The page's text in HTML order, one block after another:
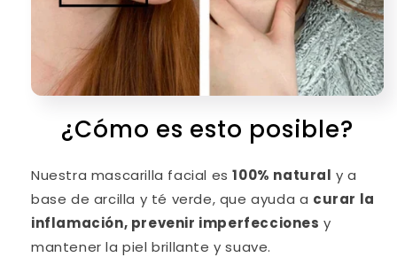
¿Cómo es esto posible?
Nuestra mascarilla facial es 100% natural y a
base de arcilla y té verde, que ayuda a curar la
inflamación, prevenir imperfecciones y
mantener la piel brillante y suave.